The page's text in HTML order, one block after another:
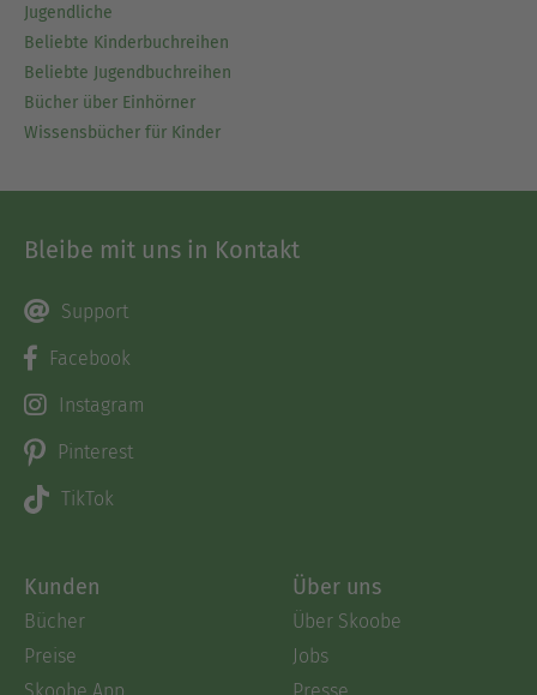
Jugendliche
Beliebte Kinderbuchreihen
Beliebte Jugendbuchreihen
Bücher über Einhörner
Wissensbücher für Kinder
Bleibe mit uns in Kontakt
Support
Facebook
Instagram
Pinterest
TikTok
Kunden
Bücher
Preise
Über uns
Über Skoobe
Jobs